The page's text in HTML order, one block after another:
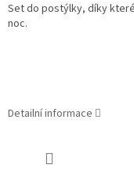
Set do postýlky, díky
noc.
Detailní informace